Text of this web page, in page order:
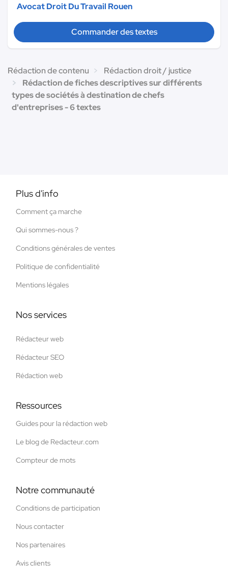
Avocat Droit Du Travail Rouen
Commander des textes
Rédaction de contenu
Rédaction droit / justice
Rédaction de fiches descriptives sur différents
types de sociétés à destination de chefs
d'entreprises - 6 textes
Plus d'info
Comment ça marche
Qui sommes-nous ?
Conditions générales de ventes
Politique de confidentialité
Mentions légales
Nos services
Rédacteur web
Rédacteur SEO
Rédaction web
Ressources
Guides pour la rédaction web
Le blog de Redacteur.com
Compteur de mots
Notre communauté
Conditions de participation
Nous contacter
Nos partenaires
Avis clients